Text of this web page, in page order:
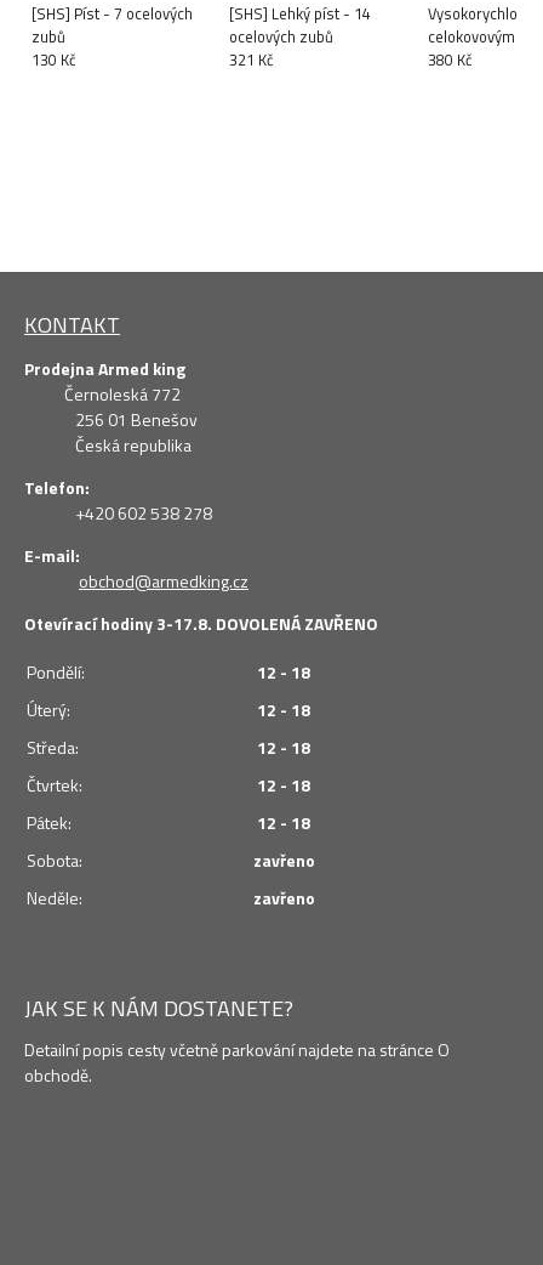
[SHS] Píst - 7 ocelových
zubů
130 Kč
[SHS] Lehký píst - 14
ocelových zubů
321 Kč
Vysokorychlostí
celokovovým
380 Kč
KONTAKT
Prodejna Armed king
Černoleská 772
256 01 Benešov
Česká republika
Telefon:
+420 602 538 278
E-mail:
obchod@armedking.cz
Otevírací hodiny 3-17.8. DOVOLENÁ ZAVŘENO
Pondělí:
12 - 18
Úterý:
12 - 18
Středa:
12 - 18
Čtvrtek:
12 - 18
Pátek:
12 - 18
Sobota:
zavřeno
Neděle:
zavřeno
JAK SE K NÁM DOSTANETE?
Detailní popis cesty včetně parkování najdete na stránce O
obchodě.